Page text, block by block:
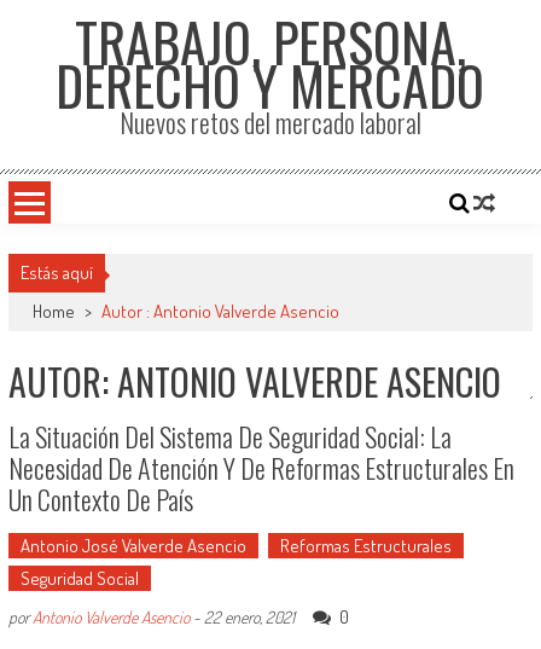
TRABAJO, PERSONA,
DERECHO Y MERCADO
Nuevos retos del mercado laboral
Estás aquí
Home > Autor : Antonio Valverde Asencio
AUTOR:ANTONIO VALVERDE ASENCIO
La Situación Del Sistema De Seguridad Social: La
Necesidad De Atención Y De Reformas Estructurales En
Un Contexto De País
Antonio José Valverde Asencio
Reformas Estructurales
Seguridad Social
porAntonio Valverde Asencio- 22 enero, 2021 0